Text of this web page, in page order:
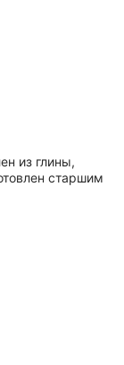
из глины,
старшим